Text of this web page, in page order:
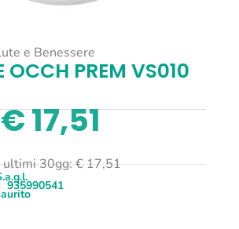
e Benessere
OCCH PREM VS010
€17,51
ultimi 30gg:€17,51
935990541